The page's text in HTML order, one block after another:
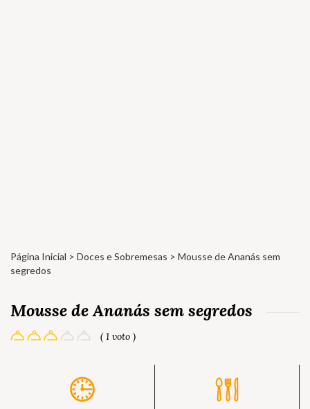
Página Inicial > Doces e Sobremesas > Mousse de Ananás sem
segredos
Mousse de Ananás sem segredos
( 1 voto )